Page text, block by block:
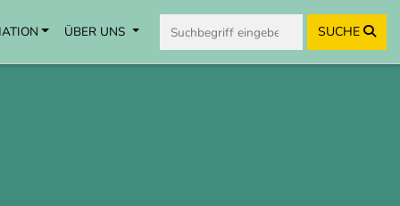
ÜBER UNS SUCHE